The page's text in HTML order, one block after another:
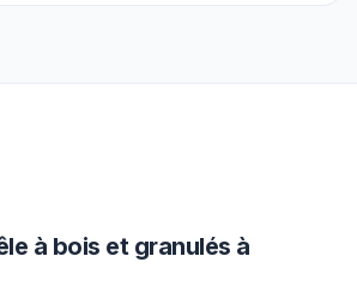
à bois et granulés à